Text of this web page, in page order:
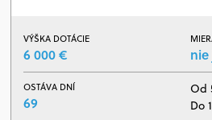
VÝŠKA DOTÁCIE
6 000 €
OSTÁVA DNÍ
69
Od
Do